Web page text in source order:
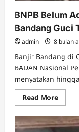
BNPB Belum
Bandang Guci
admin 8 bulan
Banjir Bandang di
BADAN Nasional
menyatakan
Read MoreRead
more
BNPB
Belum